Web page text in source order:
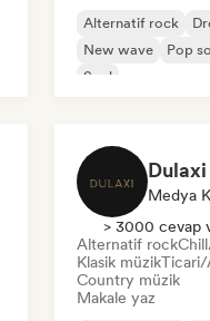
Alternatif rock
New wave
Pop
Soul
Dulaxi
Medya
> 3000 cevap
Alternatif rock
Klasik müzikTicari/
Country müzik
Makale yaz